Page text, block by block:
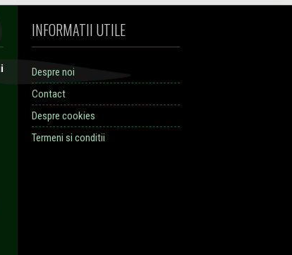
INFORMATII UTILE
Despre noi
Contact
Despre cookies
Termeni si conditii